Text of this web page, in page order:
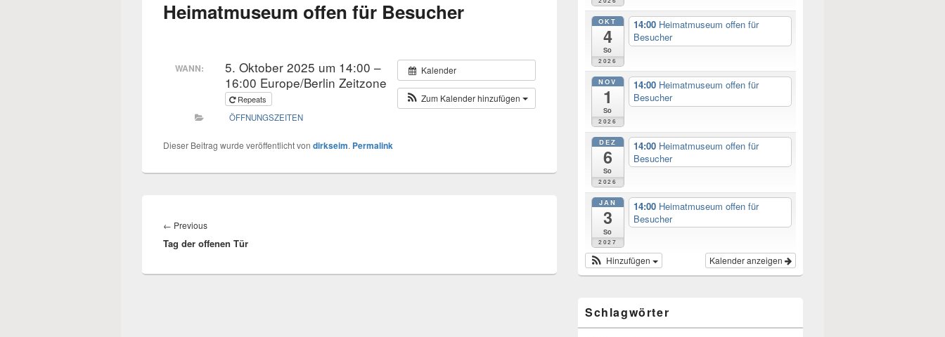
Heimatmuseum offen für Besucher
Kalender
Zum Kalender hinzufügen
WANN:
5. Oktober 2025 um 14:00 –
16:00 Europe/Berlin Zeitzone
Repeats
ÖFFNUNGSZEITEN
Dieser Beitrag wurde veröffentlicht von dirkseim. Permalink
Navigation
← PreviousPrevious
post:
Tag der offenen Tür
OKT
4
So
2026
14:00 Heimatmuseum offen für
Besucher
NOV
1
So
2026
14:00 Heimatmuseum offen für
Besucher
DEZ
6
So
2026
14:00 Heimatmuseum offen für
Besucher
JAN
3
So
2027
14:00 Heimatmuseum offen für
Besucher
Kalender anzeigen
Hinzufügen
Schlagwörter